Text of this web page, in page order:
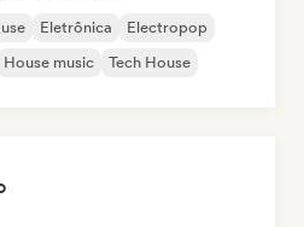
Eletrônica
Electropop
House music Tech House